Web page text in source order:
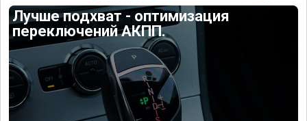
Лучше подхват - оптимизация
переключений АКПП.